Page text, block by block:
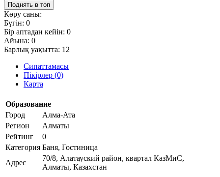
Поднять в топ
Көру саны:
Бүгін: 0
Бір аптадан кейін: 0
Айына: 0
Барлық уақытта: 12
Сипаттамасы
Пікірлер (0)
Карта
Образование
Город
Алма-Ата
Регион
Алматы
Рейтинг
0
Категория Баня, Гостиница
Адрес
70/8, Алатауский район, квартал КазМиС,
Алматы, Казахстан